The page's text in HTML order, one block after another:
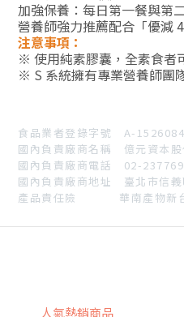
加強保養：每日第一餐與第
營養師強力推薦配合「優減
注意事項：
※ 使用純素膠囊，全素食者
※ S 系統擁有專業營養師團
食品業者登錄字號 A-
國內負責廠商名稱 億元資本股
國內負責廠商電話 02-
國內負責廠商地址 臺北市信
產品責任險 華南產物新台
人氣熱銷商品